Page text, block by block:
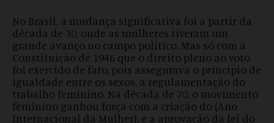
No Brasil, a mudança significativa foi a partir da
década de 30, onde as mulheres tiveram um
grande avanço no campo político. Mas só com a
Constituição de 1946 que o direito pleno ao voto
foi exercido de fato, pois assegurava o princípio de
igualdade entre os sexos, a regulamentação do
trabalho feminino. Na década de 70, o movimento
feminino ganhou força com a criação do (Ano
Internacional da Mulher), e a aprovação da lei do